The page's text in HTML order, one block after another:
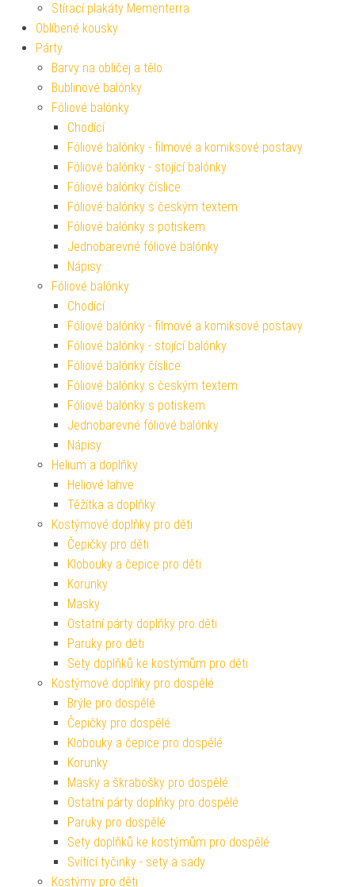
Stírací plakáty Mementerra
Oblíbené kousky
Párty
Barvy na obličej a tělo
Bublinové balónky
Fóliové balónky
Chodící
Fóliové balónky - filmové a komiksové postavy
Fóliové balónky - stojící balónky
Fóliové balónky číslice
Fóliové balónky s českým textem
Fóliové balónky s potiskem
Jednobarevné fóliové balónky
Nápisy
Fóliové balónky
Chodící
Fóliové balónky - filmové a komiksové postavy
Fóliové balónky - stojící balónky
Fóliové balónky číslice
Fóliové balónky s českým textem
Fóliové balónky s potiskem
Jednobarevné fóliové balónky
Nápisy
Helium a doplňky
Heliové lahve
Těžítka a doplňky
Kostýmové doplňky pro děti
Čepičky pro děti
Klobouky a čepice pro děti
Korunky
Masky
Ostatní párty doplňky pro děti
Paruky pro děti
Sety doplňků ke kostýmům pro děti
Kostýmové doplňky pro dospělé
Brýle pro dospělé
Čepičky pro dospělé
Klobouky a čepice pro dospělé
Korunky
Masky a škrabošky pro dospělé
Ostatní párty doplňky pro dospělé
Paruky pro dospělé
Sety doplňků ke kostýmům pro dospělé
Svítící tyčinky - sety a sady
Kostýmy pro děti